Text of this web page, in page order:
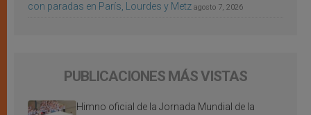
con paradas en París, Lourdes y Metz agosto 7, 2026
PUBLICACIONES MÁS VISTAS
Himno oficial de la Jornada Mundial de la